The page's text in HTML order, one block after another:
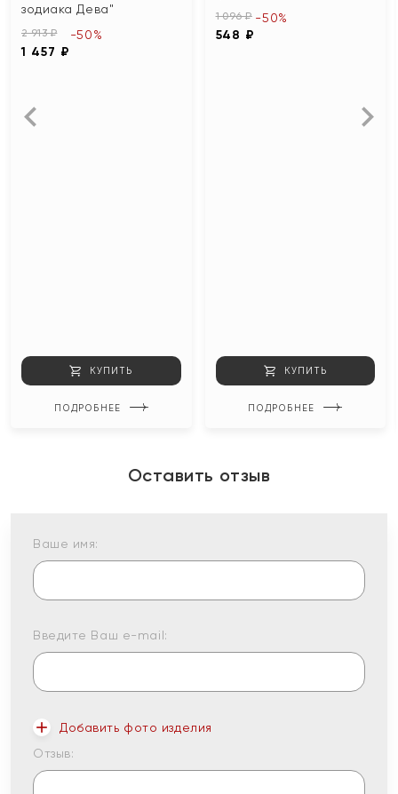
зодиака Дева"
2 913 ₽
1 457 ₽
-50%
КУПИТЬ
ПОДРОБНЕЕ
1 096 ₽
548 ₽
-50%
КУПИТЬ
ПОДРОБНЕЕ
Оставить отзыв
Ваше имя:
Введите Ваш e-mail:
Добавить фото изделия
Отзыв: